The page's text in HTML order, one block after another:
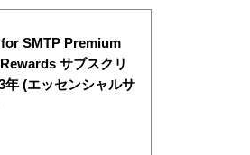
SMTP Premium
サブスクリ
年 (エッセンシャルサ